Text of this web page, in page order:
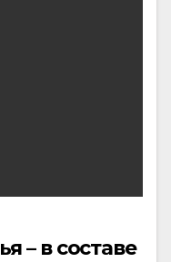
– в составе